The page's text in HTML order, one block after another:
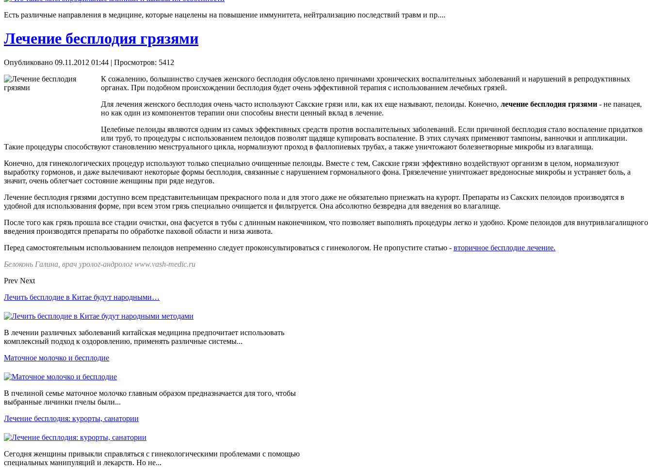
Есть различные направления в медицине, которые нацелены на повышение иммунитета, нейтрализацию последствий травм и пр....
Лечение бесплодия грязями
Опубликовано 09.11.2012 01:44 | Просмотров: 5412
К сожалению, большинство случаев женского бесплодия обусловлено причинами хронических воспалительных заболеваний и нарушений в репродуктивных
органах. При подобном происхождении бесплодия будет очень эффективной терапия с использованием лечебных грязей.
Для лечения женского бесплодия очень часто используют Сакские грязи или, как их еще называют, пелоиды. Конечно, лечение бесплодия грязями - не панацея,
но как один из компонентов терапии они способны внести ценный вклад в лечение.
Целебные пелоиды являются одним из самых эффективных средств против воспалительных заболеваний. Если причиной бесплодия стало воспаление придатков
или труб, то процедуры с использованием пелоидов позволят щадяще купировать воспаление. В этих случаях применяют тампоны, ванночки и аппликации.
Такие процедуры способствуют становлению менструального цикла, нормализуют проход в фаллопиевых трубах, а также уничтожают болезнетворные микробы из влагалища.
Конечно, для гинекологических процедур используют только специально очищенные пелоиды. Вместе с тем, Сакские грязи эффективно воздействуют организм в целом, нормализуют
выработку гормонов, и даже вылечивают некоторые формы бесплодия, связанные с нарушением гормонального фона. Грязелечение уничтожает вредоносные микробы и устраняет боль, а
значит, очень облегчает состояние женщины при ряде недугов.
Лечение бесплодия грязями доступно всем представительницам прекрасного пола и для этого даже не обязательно приезжать на курорт. Препараты из Сакских пелоидов производятся в
удобной для использования форме, при всем этом грязь специально очищается и фильтруется. Она абсолютно безвредна для введения во влагалище.
После того как грязь прошла все стадии очистки, она фасуется в тубы с длинным наконечником, что позволяет выполнять процедуры легко и удобно. Кроме пелоидов для внутривлагалищного
введения производятся препараты по обработке паховой области и низа живота.
Перед самостоятельным использованием пелоидов непременно следует проконсультироваться с гинекологом. Не пропустите статью - вторичное бесплодие лечение.
Белоконь Галина, врач уролог-андролог www.vash-medic.ru
Prev Next
Лечить бесплодие в Китае будут народными…
В лечении различных заболеваний китайская медицина предпочитает использовать
комплексный подход к оздоровлению, применять различные системы...
Маточное молочко и бесплодие
В пчелиной семье маточное молочко главным образом предназначается для того, чтобы
выбранные личинки пчелы были...
Лечение бесплодия: курорты, санатории
Сегодня женщины привыкли справляться с гинекологическими проблемами с помощью
специальных манипуляций и лекарств. Но не...